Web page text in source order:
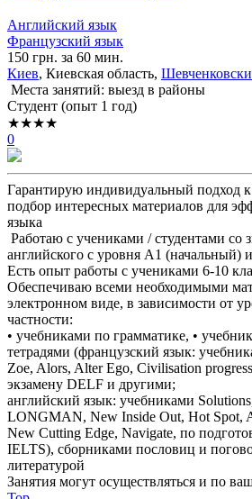
Английский язык
Французский язык
150 грн. за 60 мин.
Киев, Киевская область,
Места занятий: выезд в районы
Cтудент (опыт 1 год)
★★★★
0
Гарантирую индивидуальный подход
подбор интересных материалов для
языка
Работаю с учениками / студентами со
английского с уровня А1 (начальный)
Есть опыт работы с учениками 6-10
Обеспечиваю всеми необходимыми
электронном виде, в зависимости от
частности:
• учебниками по грамматике, •
тетрадями (французский язык:
Zoe, Alors, Alter Ego, Civilisation
экзамену DELF и другими;
английский язык: учебниками
LONGMAN, New Inside Out, Hot Spot,
New Cutting Edge, Navigate, по
IELTS), сборниками пословиц и
литературой
Занятия могут осуществляться и по